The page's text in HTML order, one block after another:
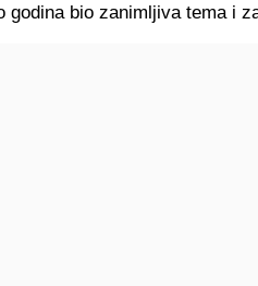
godina bio zanimljiva tema i